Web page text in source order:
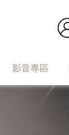
影音專區